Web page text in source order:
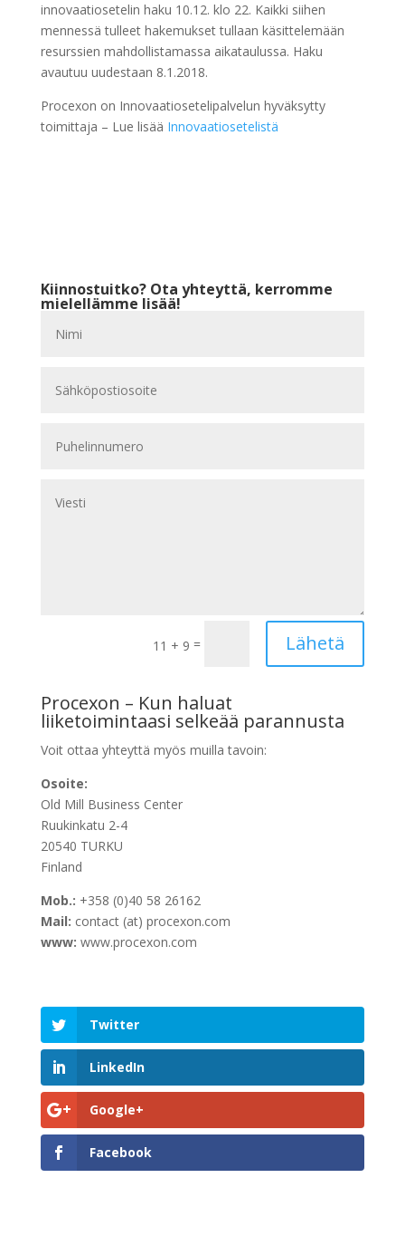
innovaatiosetelin haku 10.12. klo 22. Kaikki siihen
mennessä tulleet hakemukset tullaan käsittelemään
resurssien mahdollistamassa aikataulussa. Haku
avautuu uudestaan 8.1.2018.
Procexon on Innovaatiosetelipalvelun hyväksytty
toimittaja – Lue lisää Innovaatiosetelistä
Kiinnostuitko? Ota yhteyttä, kerromme
mielellämme lisää!
11 + 9 = Lähetä
Procexon – Kun haluat
liiketoimintaasi selkeää parannusta
Voit ottaa yhteyttä myös muilla tavoin:
Osoite:
Old Mill Business Center
Ruukinkatu 2-4
20540 TURKU
Finland
Mob.: +358 (0)40 58 26162
Mail: contact (at) procexon.com
www: www.procexon.com
Twitter
LinkedIn
Google+
Facebook